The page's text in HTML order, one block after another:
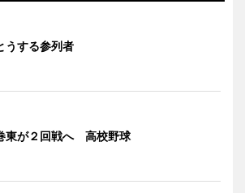
うする参列者
東が２回戦へ 高校野球